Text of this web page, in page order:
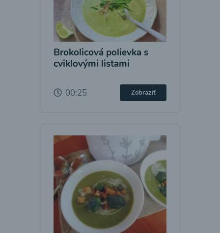
Brokolicová polievka s
cviklovými listami
00:25 Zobraziť